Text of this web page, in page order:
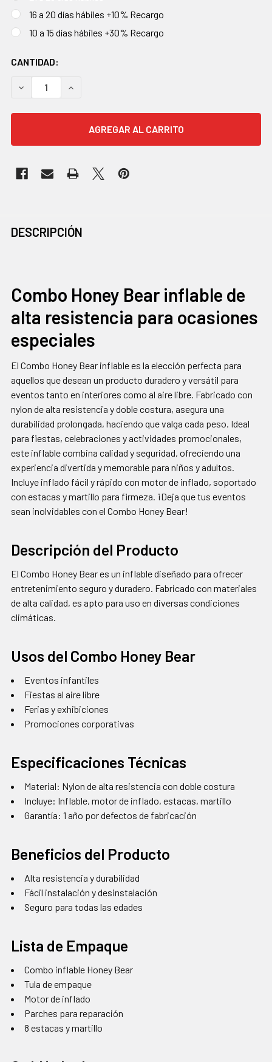
16 a 20 días hábiles +10% Recargo
10 a 15 días hábiles +30% Recargo
EXISTENCIAS
ACTUALES:
CANTIDAD:
DISMINUIR CANTIDAD:AUMENTAR CANTIDAD:
JUNTOS
SELECCIONAR
TODO
AGREGAR
SELECCIONADOS
AL CARRITO
DESCRIPCIÓN
Combo Honey Bear inflable de
alta resistencia para ocasiones
especiales
El Combo Honey Bear inflable es la elección perfecta para
aquellos que desean un producto duradero y versátil para
eventos tanto en interiores como al aire libre. Fabricado con
nylon de alta resistencia y doble costura, asegura una
durabilidad prolongada, haciendo que valga cada peso. Ideal
para fiestas, celebraciones y actividades promocionales,
este inflable combina calidad y seguridad, ofreciendo una
experiencia divertida y memorable para niños y adultos.
Incluye inflado fácil y rápido con motor de inflado, soportado
con estacas y martillo para firmeza. ¡Deja que tus eventos
sean inolvidables con el Combo Honey Bear!
Descripción del Producto
El Combo Honey Bear es un inflable diseñado para ofrecer
entretenimiento seguro y duradero. Fabricado con materiales
de alta calidad, es apto para uso en diversas condiciones
climáticas.
Usos del Combo Honey Bear
Eventos infantiles
Fiestas al aire libre
Ferias y exhibiciones
Promociones corporativas
Especificaciones Técnicas
Material: Nylon de alta resistencia con doble costura
Incluye: Inflable, motor de inflado, estacas, martillo
Garantía: 1 año por defectos de fabricación
Beneficios del Producto
Alta resistencia y durabilidad
Fácil instalación y desinstalación
Seguro para todas las edades
Lista de Empaque
Combo inflable Honey Bear
Tula de empaque
Motor de inflado
Parches para reparación
8 estacas y martillo